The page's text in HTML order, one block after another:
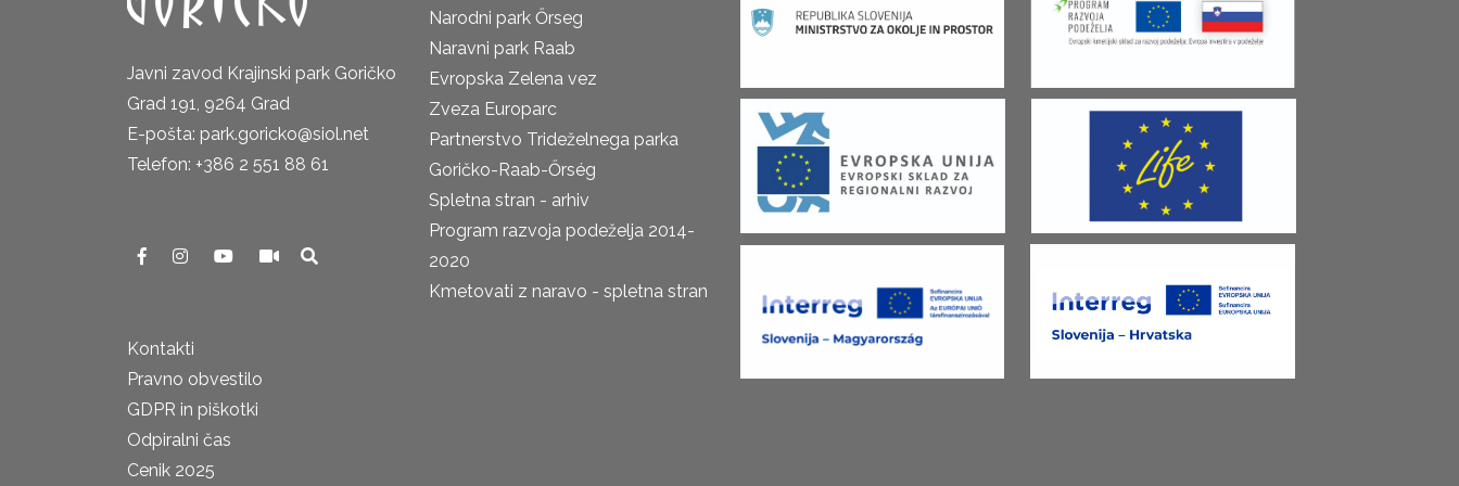
Javni zavod Krajinski park Goričko
Grad 191, 9264 Grad
E-pošta: park.goricko@siol.net
Telefon: +386 2 551 88 61
Kontakti
Pravno obvestilo
GDPR in piškotki
Odpiralni čas
Cenik 2025
Narodni park Őrseg
Naravni park Raab
Evropska Zelena vez
Zveza Europarc
Partnerstvo Trideželnega parka
Goričko-Raab-Őrség
Spletna stran - arhiv
Program razvoja podeželja 2014-
2020
Kmetovati z naravo - spletna stran